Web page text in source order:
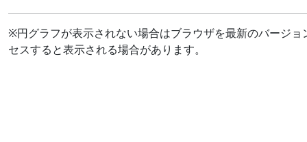
※円グラフが表示されない場合はブラウザを最新のバージ
セスすると表示される場合があります。